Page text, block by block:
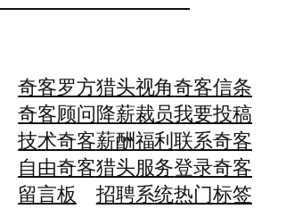
奇客罗方
奇客顾问
技术奇客
自由奇客
留言板
猎头视角
降薪裁员
薪酬福利
猎头服务
招聘系统
奇客信条
我要投稿
联系奇客
登录奇客
热门标签